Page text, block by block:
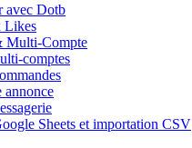
avec Dotb
Likes
Multi-Compte
comptes
annonce
Sheets et importation CSV